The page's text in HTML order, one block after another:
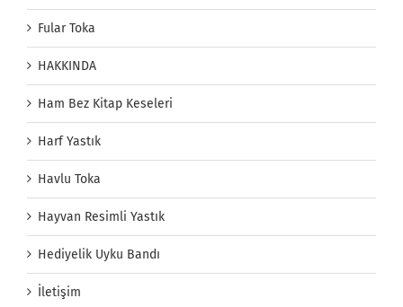
Fular Toka
HAKKINDA
Ham Bez Kitap Keseleri
Harf Yastık
Havlu Toka
Hayvan Resimli Yastık
Hediyelik Uyku Bandı
İletişim